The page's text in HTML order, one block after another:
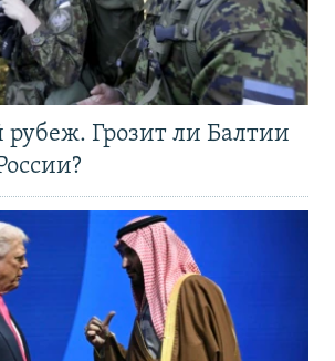
рубеж. Грозит ли Балтии